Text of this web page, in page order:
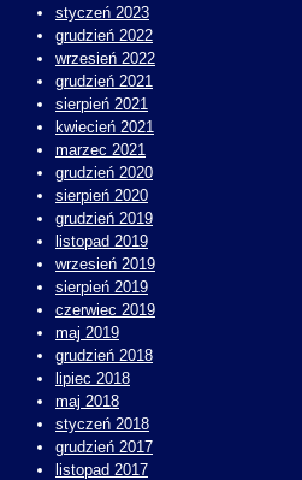
styczeń 2023
grudzień 2022
wrzesień 2022
grudzień 2021
sierpień 2021
kwiecień 2021
marzec 2021
grudzień 2020
sierpień 2020
grudzień 2019
listopad 2019
wrzesień 2019
sierpień 2019
czerwiec 2019
maj 2019
grudzień 2018
lipiec 2018
maj 2018
styczeń 2018
grudzień 2017
listopad 2017